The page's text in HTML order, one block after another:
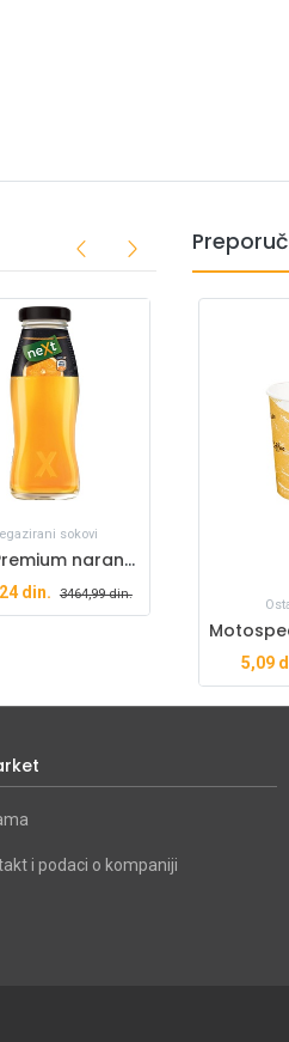
sokovi
Next Premium narandža NRG 0,2l X24 paket
din. 3464,99din.
5,09
i podaci o kompaniji